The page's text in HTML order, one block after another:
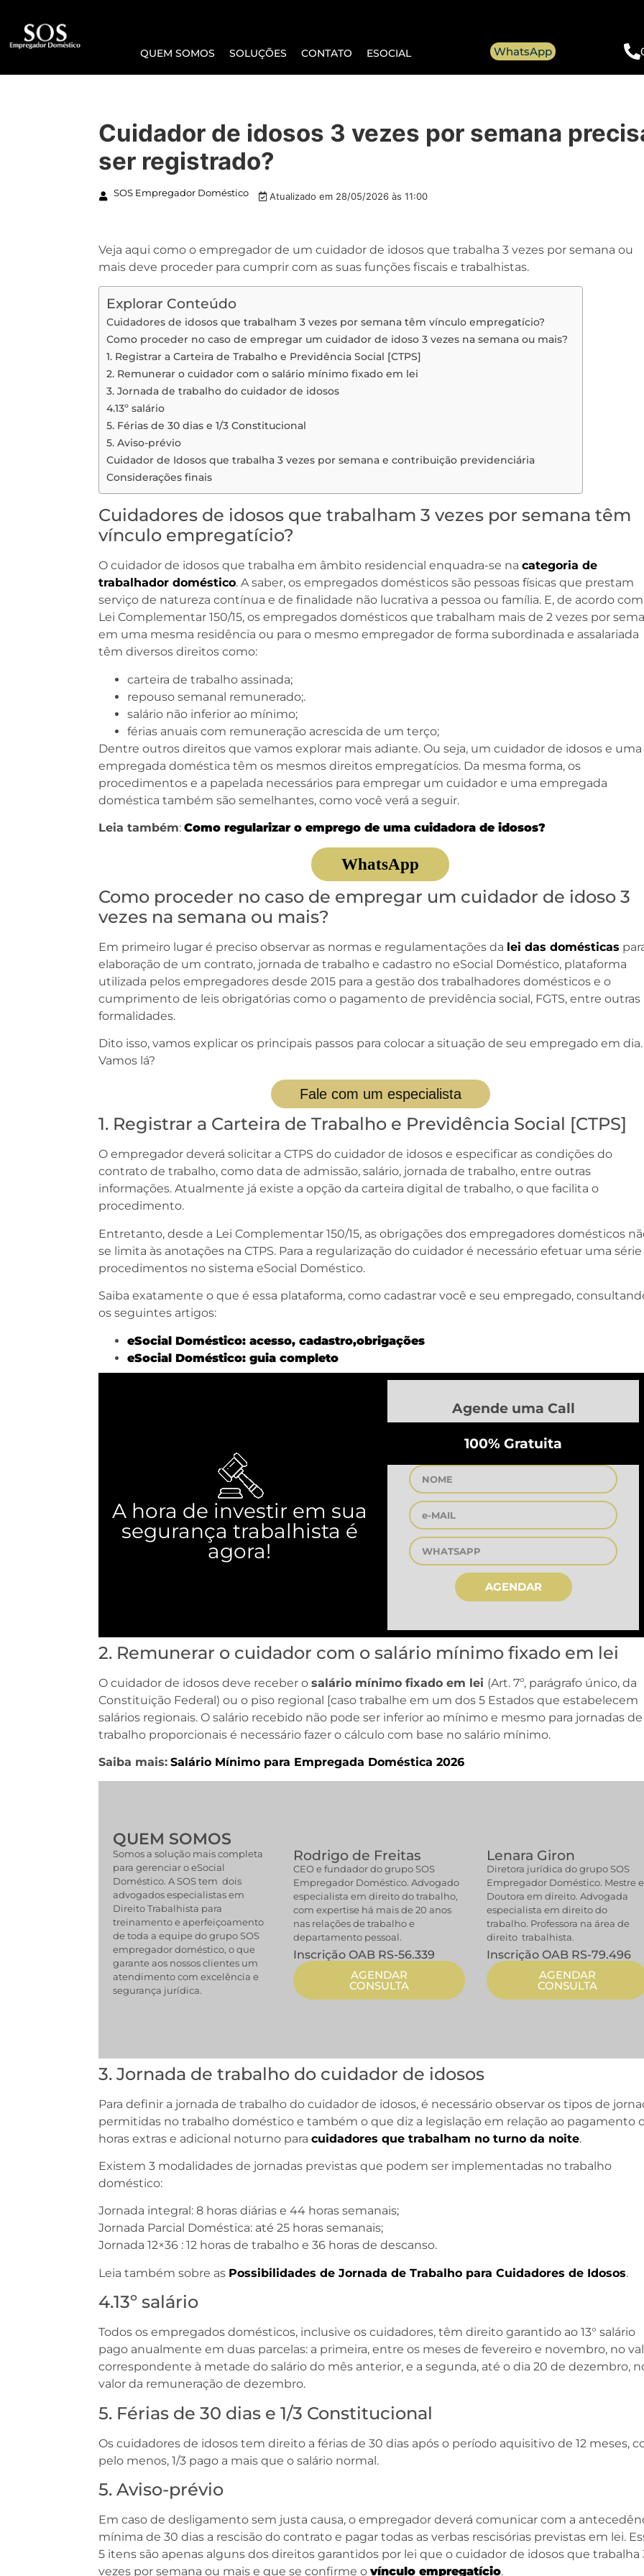
QUEM SOMOS SOLUÇÕES CONTATO ESOCIAL WhatsApp
Cuidador de idosos 3 vezes por semana
ser registrado?
SOS Empregador Doméstico Atualizado em 28/05/2026 às 11:00
Veja aqui como o empregador de um cuidador de idosos que trabalha 3 vezes por semana ou
mais deve proceder para cumprir com as suas funções fiscais e trabalhistas.
Explorar Conteúdo
Cuidadores de idosos que trabalham 3 vezes por semana têm vínculo empregatício?
Como proceder no caso de empregar um cuidador de idoso 3 vezes na semana ou mais?
1. Registrar a Carteira de Trabalho e Previdência Social [CTPS]
2. Remunerar o cuidador com o salário mínimo fixado em lei
3. Jornada de trabalho do cuidador de idosos
4.13º salário
5. Férias de 30 dias e 1/3 Constitucional
5. Aviso-prévio
Cuidador de Idosos que trabalha 3 vezes por semana e contribuição previdenciária
Considerações finais
Cuidadores de idosos que trabalham 3 vezes por semana têm
vínculo empregatício?
O cuidador de idosos que trabalha em âmbito residencial enquadra-se na categoria de
trabalhador doméstico. A saber, os empregados domésticos são pessoas físicas que prestam
serviço de natureza contínua e de finalidade não lucrativa a pessoa ou família. E, de acordo
Lei Complementar 150/15, os empregados domésticos que trabalham mais de 2 vezes por
em uma mesma residência ou para o mesmo empregador de forma subordinada e assalariada
têm diversos direitos como:
carteira de trabalho assinada;
repouso semanal remunerado;.
salário não inferior ao mínimo;
férias anuais com remuneração acrescida de um terço;
Dentre outros direitos que vamos explorar mais adiante. Ou seja, um cuidador de idosos e uma
empregada doméstica têm os mesmos direitos empregatícios. Da mesma forma, os
procedimentos e a papelada necessários para empregar um cuidador e uma empregada
doméstica também são semelhantes, como você verá a seguir.
Leia também: Como regularizar o emprego de uma cuidadora de idosos?
WhatsApp
Como proceder no caso de empregar um cuidador de idoso 3
vezes na semana ou mais?
Em primeiro lugar é preciso observar as normas e regulamentações da lei das domésticas
elaboração de um contrato, jornada de trabalho e cadastro no eSocial Doméstico, plataforma
utilizada pelos empregadores desde 2015 para a gestão dos trabalhadores domésticos e o
cumprimento de leis obrigatórias como o pagamento de previdência social, FGTS, entre outras
formalidades.
Dito isso, vamos explicar os principais passos para colocar a situação de seu empregado em dia.
Vamos lá?
Fale com um especialista
1. Registrar a Carteira de Trabalho e Previdência Social [CTPS]
O empregador deverá solicitar a CTPS do cuidador de idosos e especificar as condições do
contrato de trabalho, como data de admissão, salário, jornada de trabalho, entre outras
informações. Atualmente já existe a opção da carteira digital de trabalho, o que facilita o
procedimento.
Entretanto, desde a Lei Complementar 150/15, as obrigações dos empregadores domésticos
se limita às anotações na CTPS. Para a regularização do cuidador é necessário efetuar uma
procedimentos no sistema eSocial Doméstico.
Saiba exatamente o que é essa plataforma, como cadastrar você e seu empregado,
os seguintes artigos:
eSocial Doméstico: acesso, cadastro,obrigações
eSocial Doméstico: guia completo
A hora de investir em sua
segurança trabalhista é
agora!
Agende uma Call
100% Gratuita
AGENDAR
2. Remunerar o cuidador com o salário mínimo fixado em lei
O cuidador de idosos deve receber o salário mínimo fixado em lei (Art. 7º, parágrafo único, da
Constituição Federal) ou o piso regional [caso trabalhe em um dos 5 Estados que estabelecem
salários regionais. O salário recebido não pode ser inferior ao mínimo e mesmo para jornadas de
trabalho proporcionais é necessário fazer o cálculo com base no salário mínimo.
Saiba mais: Salário Mínimo para Empregada Doméstica 2026
QUEM SOMOS
Somos a solução mais completa
para gerenciar o eSocial
Doméstico. A SOS tem dois
advogados especialistas em
Direito Trabalhista para
treinamento e aperfeiçoamento
de toda a equipe do grupo SOS
empregador doméstico, o que
garante aos nossos clientes um
atendimento com excelência e
segurança jurídica.
Rodrigo de Freitas
CEO e fundador do grupo SOS
Empregador Doméstico. Advogado
especialista em direito do trabalho,
com expertise há mais de 20 anos
nas relações de trabalho e
departamento pessoal.
Inscrição OAB RS-56.339
AGENDAR
CONSULTA
Lenara Giron
Diretora jurídica do grupo SOS
Empregador Doméstico. Mestre e
Doutora em direito. Advogada
especialista em direito do
trabalho. Professora na área de
direito trabalhista.
Inscrição OAB RS-79.496
AGENDAR
CONSULTA
3. Jornada de trabalho do cuidador de idosos
Para definir a jornada de trabalho do cuidador de idosos, é necessário observar os tipos de
permitidas no trabalho doméstico e também o que diz a legislação em relação ao pagamento
horas extras e adicional noturno para cuidadores que trabalham no turno da noite.
Existem 3 modalidades de jornadas previstas que podem ser implementadas no trabalho
doméstico:
Jornada integral: 8 horas diárias e 44 horas semanais;
Jornada Parcial Doméstica: até 25 horas semanais;
Jornada 12×36 : 12 horas de trabalho e 36 horas de descanso.
Leia também sobre as Possibilidades de Jornada de Trabalho para Cuidadores de Idosos.
4.13º salário
Todos os empregados domésticos, inclusive os cuidadores, têm direito garantido ao 13° salário
pago anualmente em duas parcelas: a primeira, entre os meses de fevereiro e novembro, no
correspondente à metade do salário do mês anterior, e a segunda, até o dia 20 de dezembro,
valor da remuneração de dezembro.
5. Férias de 30 dias e 1/3 Constitucional
Os cuidadores de idosos tem direito a férias de 30 dias após o período aquisitivo de 12 meses,
pelo menos, 1/3 pago a mais que o salário normal.
5. Aviso-prévio
Em caso de desligamento sem justa causa, o empregador deverá comunicar com a
mínima de 30 dias a rescisão do contrato e pagar todas as verbas rescisórias previstas em lei.
5 itens são apenas alguns dos direitos garantidos por lei que o cuidador de idosos que trabalha
vezes por semana ou mais e que se confirme o vínculo empregatício.